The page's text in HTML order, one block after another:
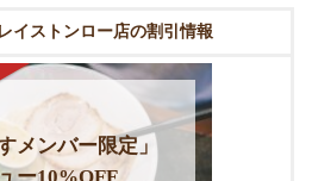
イストンロー店の割引情報
メンバー限定」